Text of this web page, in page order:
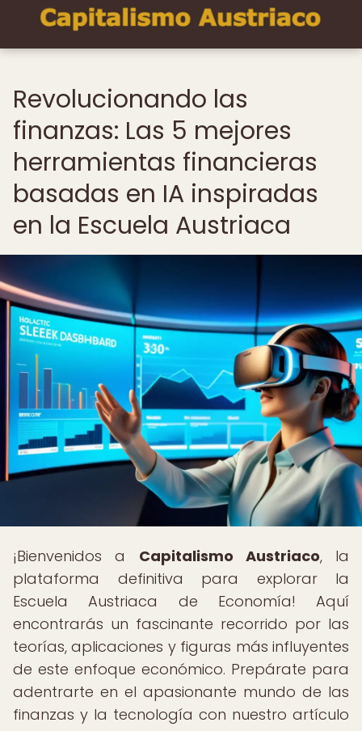
Revolucionando las
finanzas: Las 5 mejores
herramientas financieras
basadas en IA inspiradas
en la Escuela Austriaca
¡Bienvenidos a Capitalismo Austriaco, la
plataforma definitiva para explorar la
Escuela Austriaca de Economía! Aquí
encontrarás un fascinante recorrido por las
teorías, aplicaciones y figuras más influyentes
de este enfoque económico. Prepárate para
adentrarte en el apasionante mundo de las
finanzas y la tecnología con nuestro artículo